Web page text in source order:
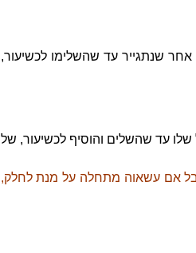
אחר שנתגייר עד שהשלימו לכשיעור,
שלו עד שהשלים והוסיף לכשיעור, של
אם עשאוה מתחלה על מנת לחלק,